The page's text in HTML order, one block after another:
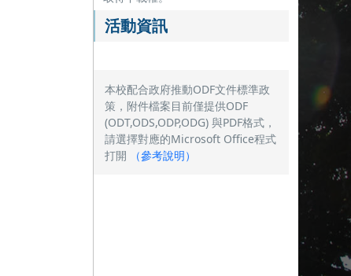
活動資訊
本校配合政府推動ODF文件標準政
策，附件檔案目前僅提供ODF
(ODT,ODS,ODP,ODG) 與PDF格式，
請選擇對應的Microsoft Office程式
打開
（參考說明）